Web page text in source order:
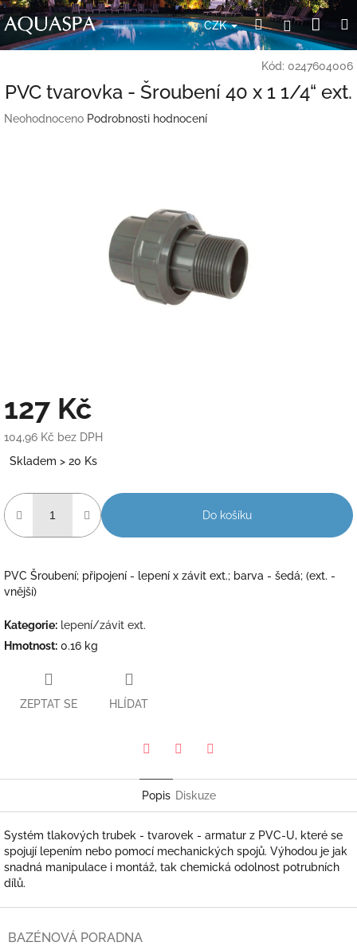
Přejít
na
obsah
CZK HledatPřihlášení
Kód: 0247604006
PVC tvarovka - Šroubení 40 x 1 1/4“ ext.
Průměrné
Neohodnoceno Podrobnosti hodnocení
127 Kč
104,96 Kč bez DPH
cena:
Skladem > 20 Ks
Do košíku
PVC Šroubení; připojení - lepení x závit ext.; barva - šedá; (ext. -
vnější)
Kategorie: lepení/závit ext.
Hmotnost: 0.16 kg
ZEPTAT SE HLÍDAT
Popis Diskuze
Systém tlakových trubek - tvarovek - armatur z PVC-U, které se
spojují lepením nebo pomocí mechanických spojů. Výhodou je jak
snadná manipulace i montáž, tak chemická odolnost potrubních
dílů.
BAZÉNOVÁ PORADNA